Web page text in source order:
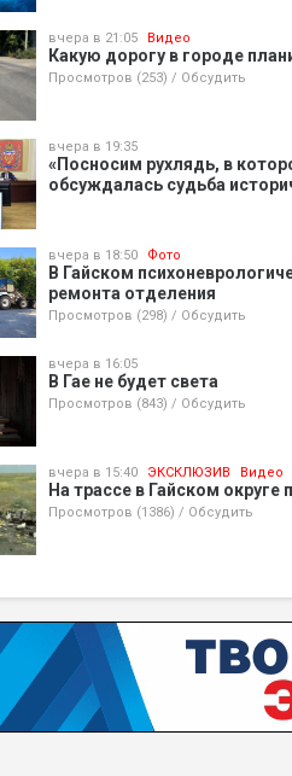
вчера в 21:05 Видео
Какую дорогу в городе
Просмотров (253) / Обсудить
вчера в 19:35
«Посносим рухлядь, в
обсуждалась судьба
вчера в 18:50 Фото
В Гайском
ремонта отделения
Просмотров (298) / Обсудить
вчера в 16:05
В Гае не будет света
Просмотров (843) / Обсудить
вчера в 15:40 ЭКСКЛЮЗИВ Видео
На трассе в Гайском округе
Просмотров (1386) / Обсудить